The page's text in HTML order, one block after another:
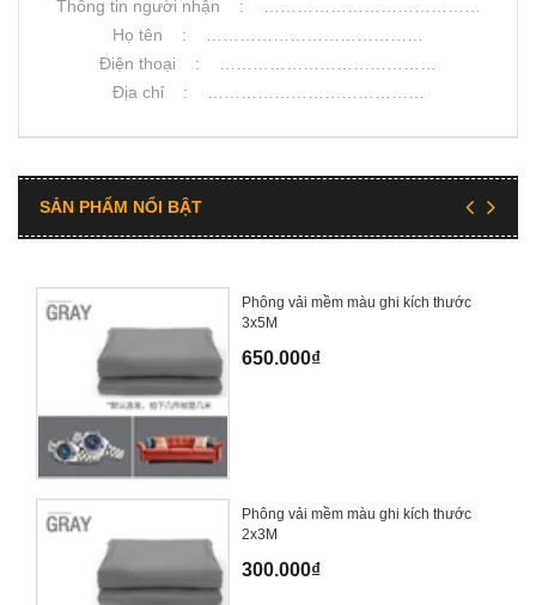
Thông tin người nhận : …………………………………
Họ tên : …………………………………
Điện thoại : …………………………………
Địa chỉ : …………………………………
SẢN PHẨM NỔI BẬT
Phông vải mềm màu ghi kích thước
3x5M
650.000₫
Phông vải mềm màu ghi kích thước
2x3M
300.000₫